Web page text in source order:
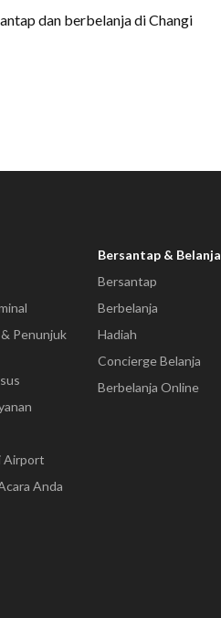
dan berbelanja di Changi
Penunjuk
Airport
Anda
Bersantap & Belanja
Bersantap
Berbelanja
Hadiah
Concierge Belanja
Berbelanja Online